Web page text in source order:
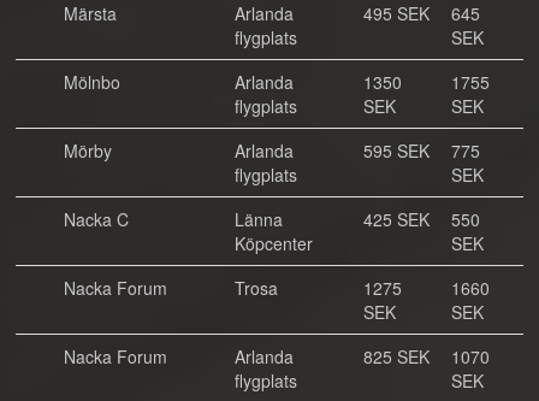
Märsta
Arlanda
flygplats
495 SEK
645
SEK
Mölnbo
Arlanda
flygplats
1350
SEK
1755
SEK
Mörby
Arlanda
flygplats
595 SEK
775
SEK
Nacka C
Länna
Köpcenter
425 SEK
550
SEK
Nacka Forum
Trosa
1275
SEK
1660
SEK
Nacka Forum
Arlanda
flygplats
825 SEK
1070
SEK